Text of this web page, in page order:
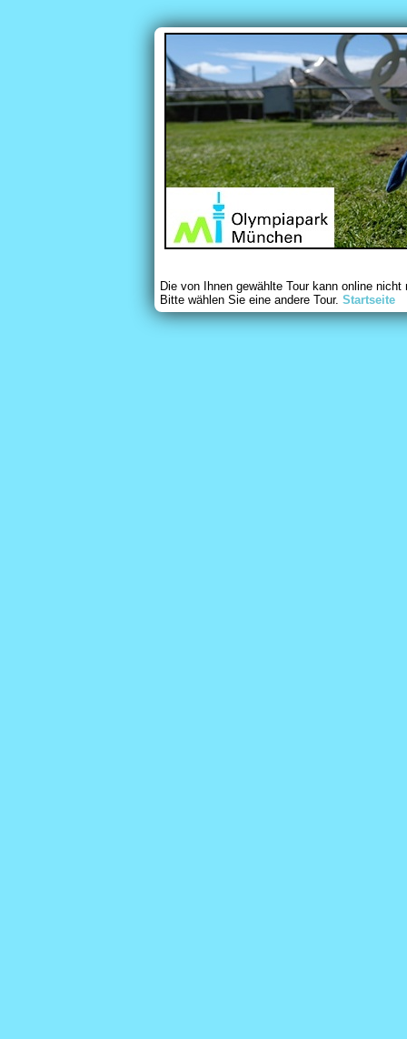
Die von Ihnen gewählte Tour kann online nicht
Bitte wählen Sie eine andere Tour. Startseite